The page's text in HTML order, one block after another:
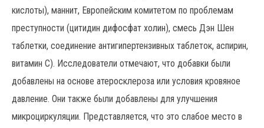
кислоты), маннит, Европейским комитетом по проблемам
преступности (цитидин дифосфат холин), смесь Дэн Шен
таблетки, соединение антигипертензивных таблеток, аспирин,
витамин C). Исследователи отмечают, что добавки были
добавлены на основе атеросклероза или условия кровяное
давление. Они также были добавлены для улучшения
микроциркуляции. Представляется, что это слабое место в